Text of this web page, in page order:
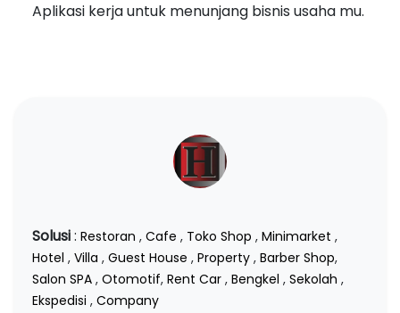
Aplikasi kerja untuk menunjang bisnis usaha mu.
Solusi: Restoran , Cafe , Toko Shop , Minimarket ,
Hotel , Villa , Guest House , Property , Barber Shop,
Salon SPA , Otomotif, Rent Car , Bengkel , Sekolah ,
Ekspedisi , Company